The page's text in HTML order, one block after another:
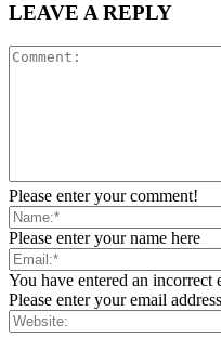
LEAVE A REPLY
Please enter your comment!
Please enter your name here
You have entered an incorrect
Please enter your email